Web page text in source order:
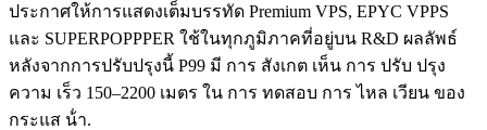
ประกาศให้การแสดงเต็มบรรทัด Premium VPS, EPYC VPPS
และ SUPERPOPPPER ใช้ในทุกภูมิภาคที่อยู่บน R&D ผลลัพธ์
หลังจากการปรับปรุงนี้ P99 มี การ สังเกต เห็น การ ปรับ ปรุง
ความ เร็ว 150–2200 เมตร ใน การ ทดสอบ การ ไหล เวียน ของ
กระแส น้ํา.